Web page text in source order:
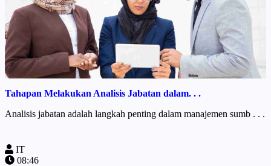
Tahapan Melakukan Analisis Jabatan dalam. . .
Analisis jabatan adalah langkah penting dalam manajemen sumb . . .
IT
08:46